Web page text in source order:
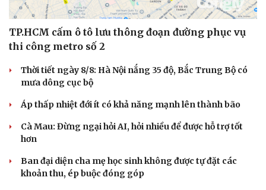
TP.HCM cấm ô tô lưu thông đoạn đường phục vụ
thi công metro số 2
Thời tiết ngày 8/8: Hà Nội nắng 35 độ, Bắc Trung Bộ có
mưa dông cục bộ
Áp thấp nhiệt đới ít có khả năng mạnh lên thành bão
Cà Mau: Đừng ngại hỏi AI, hỏi nhiều để được hỗ trợ tốt
hơn
Ban đại diện cha mẹ học sinh không được tự đặt các
khoản thu, ép buộc đóng góp